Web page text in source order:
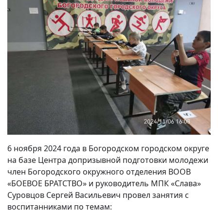
6 ноября 2024 года в Богородском городском округе
на базе Центра допризывной подготовки молодежи
член Богородского окружного отделения ВООВ
«БОЕВОЕ БРАТСТВО» и руководитель МПК «Слава»
Суровцов Сергей Васильевич провел занятия с
воспитанниками по темам: